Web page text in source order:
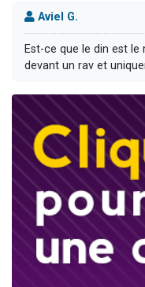
Aviel G.
Est-ce que le din est
devant un rav et